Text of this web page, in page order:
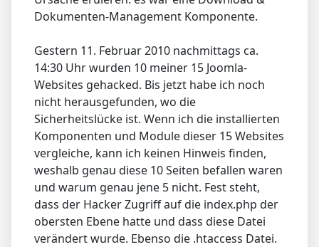
Dokumenten-Management Komponente.
Gestern 11. Februar 2010 nachmittags ca.
14:30 Uhr wurden 10 meiner 15 Joomla-
Websites gehacked. Bis jetzt habe ich noch
nicht herausgefunden, wo die
Sicherheitslücke ist. Wenn ich die installierten
Komponenten und Module dieser 15 Websites
vergleiche, kann ich keinen Hinweis finden,
weshalb genau diese 10 Seiten befallen waren
und warum genau jene 5 nicht. Fest steht,
dass der Hacker Zugriff auf die index.php der
obersten Ebene hatte und dass diese Datei
verändert wurde. Ebenso die .htaccess Datei.